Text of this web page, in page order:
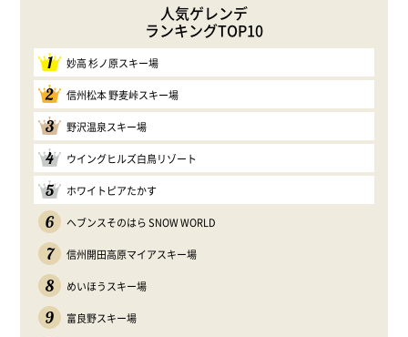
人気ゲレンデ
ランキングTOP10
1 妙高 杉ノ原スキー場
2 信州松本 野麦峠スキー場
3 野沢温泉スキー場
4 ウイングヒルズ白鳥リゾート
5 ホワイトピアたかす
6 ヘブンスそのはら SNOW WORLD
7 信州開田高原マイアスキー場
8 めいほうスキー場
9 富良野スキー場